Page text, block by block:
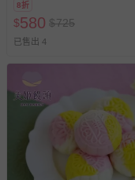
客製化商品（
經消費者拆封
等）。
非以有形媒介
上服務，經消
戲或活動點數等
8折
$580 $725
已售出 4